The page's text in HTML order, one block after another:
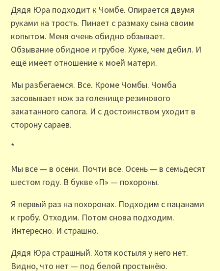
Дядя Юра подходит к Чомбе. Опирается двумя
руками на трость. Пинает с размаху сына своим
копытом. Меня очень обидно обзывает.
Обзывание обидное и грубое. Хуже, чем дебил. И
ещё имеет отношение к моей матери.
Мы разбегаемся. Все. Кроме Чомбы. Чомба
засовывает нож за голенище резинового
закатанного сапога. И с достоинством уходит в
сторону сараев.
*
Мы все — в осени. Почти все. Осень — в семьдесят
шестом году. В букве «П» — похороны.
Я первый раз на похоронах. Подходим с пацанами
к гробу. Отходим. Потом снова подходим.
Интересно. И страшно.
Дядя Юра страшный. Хотя костыля у него нет.
Видно, что нет — под белой простынёю.